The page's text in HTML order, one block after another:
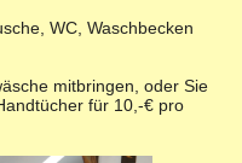
WC, Waschbecken
mitbringen, oder Sie
für 10,-€ pro